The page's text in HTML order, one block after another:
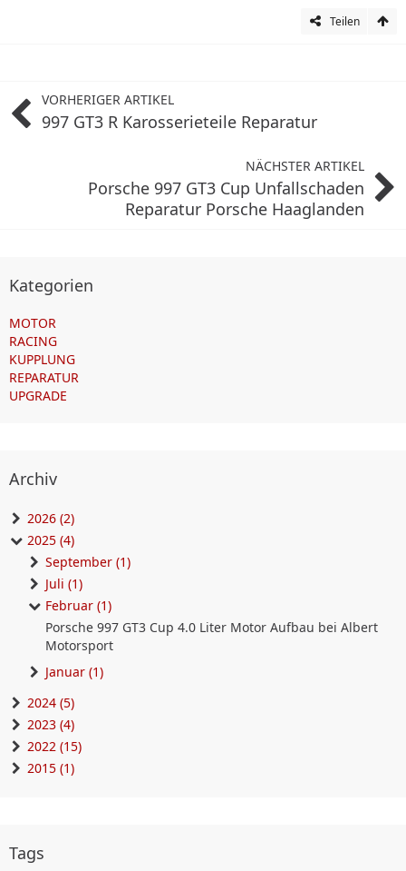
Teilen
VORHERIGER ARTIKEL
997 GT3 R Karosserieteile Reparatur
NÄCHSTER ARTIKEL
Porsche 997 GT3 Cup Unfallschaden
Reparatur Porsche Haaglanden
Kategorien
MOTOR
RACING
KUPPLUNG
REPARATUR
UPGRADE
Archiv
2026 (2)
2025 (4)
September (1)
Juli (1)
Februar (1)
Porsche 997 GT3 Cup 4.0 Liter Motor Aufbau bei Albert
Motorsport
Januar (1)
2024 (5)
2023 (4)
2022 (15)
2015 (1)
Tags